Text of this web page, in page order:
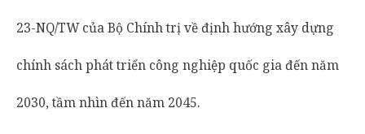
23-NQ/TW của Bộ Chính trị về định hướng xây dựng
chính sách phát triển công nghiệp quốc gia đến năm
2030, tầm nhìn đến năm 2045.